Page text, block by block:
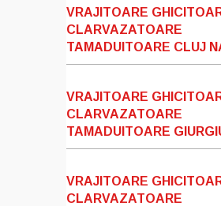
VRAJITOARE
CLARVAZATOARE
TAMADUITOARE CLUJ
VRAJITOARE
CLARVAZATOARE
TAMADUITOARE
VRAJITOARE
CLARVAZATOARE